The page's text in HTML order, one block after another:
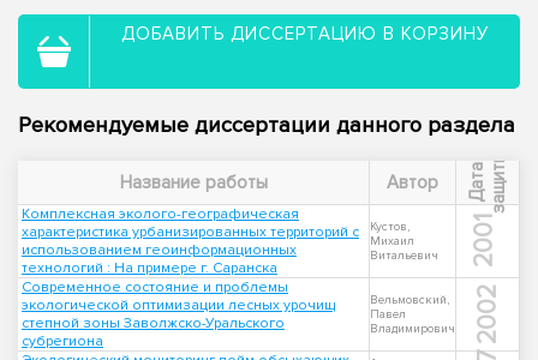
ДОБАВИТЬ ДИССЕРТАЦИЮ В КОРЗИНУ
Рекомендуемые диссертации данного раздела
Название работы Автор Д
а
т
а
з
а
щ
и
т ы
Комплексная эколого-географическая
характеристика урбанизированных территорий с
использованием геоинформационных
технологий : На примере г. Саранска
Кустов,
Михаил
Витальевич
2001
Современное состояние и проблемы
экологической оптимизации лесных урочищ
степной зоны Заволжско-Уральского
субрегиона
Вельмовский,
Павел
Владимирович
2002